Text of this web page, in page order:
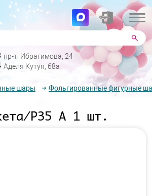
пр-т. Ибрагимова, 24
Аделя Кутуя, 68а
шары Фольгированные фигурные
P35 А 1 шт.